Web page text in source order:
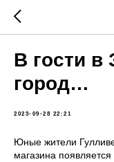
В гости
город…
2023-09-28 22:21
Юные жители
магазина